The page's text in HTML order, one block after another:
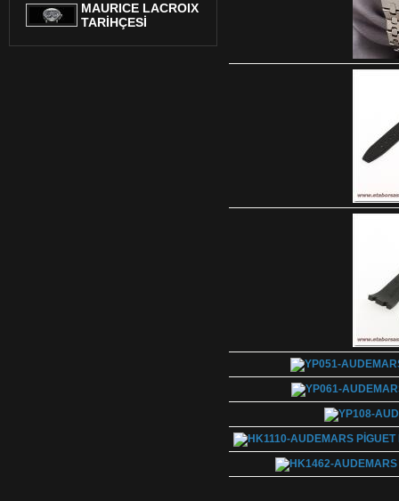
MAURICE LACROIX
TARİHÇESİ